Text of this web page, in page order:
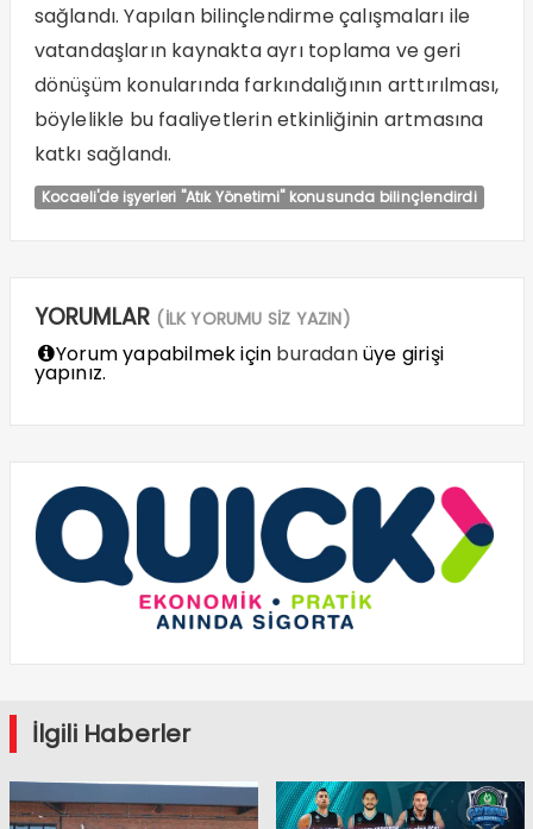
sağlandı. Yapılan bilinçlendirme çalışmaları ile
vatandaşların kaynakta ayrı toplama ve geri
dönüşüm konularında farkındalığının arttırılması,
böylelikle bu faaliyetlerin etkinliğinin artmasına
katkı sağlandı.
Kocaeli'de işyerleri "Atık Yönetimi" konusunda bilinçlendirdi
YORUMLAR (İLK YORUMU SİZ YAZIN)
Yorum yapabilmek için buradanüye girişi
yapınız.
İlgili Haberler